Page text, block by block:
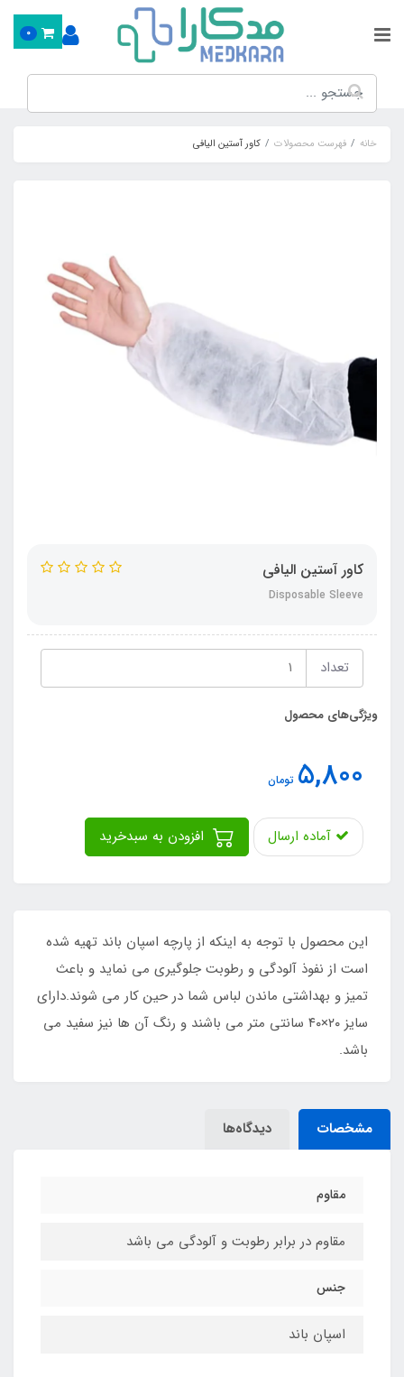
0
خانه فهرست محصولات کاور آستین الیافی
کاور آستین الیافی
Disposable Sleeve
تعداد
ویژگی‌های محصول
5,800 تومان
آماده ارسال
این محصول با توجه به اینکه از پارچه اسپان باند تهیه شده
است از نفوذ آلودگی و رطوبت جلوگیری می نماید و باعث
تمیز و بهداشتی ماندن لباس شما در حین کار می شوند.دارای
سایز ۲۰×۴۰ سانتی متر می باشند و رنگ آن ها نیز سفید می
باشد.
مشخصات دیدگاه‌ها
مقاوم
مقاوم در برابر رطوبت و آلودگی می باشد
جنس
اسپان باند